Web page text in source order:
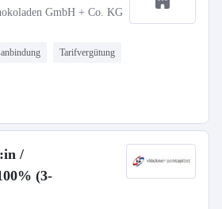
GmbH + Co. KG
Tarifvergütung
/
(3-